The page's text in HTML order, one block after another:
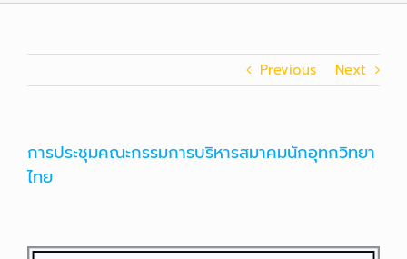
Previous Next
การประชุมคณะกรรมการบริหารสมาคมนักอุทกวิทยา
ไทย